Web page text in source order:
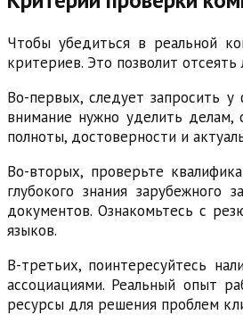
Чтобы убедиться в реальной
критериев. Это позволит
Во-первых, следует запросить
внимание нужно уделить
полноты, достоверности и
Во-вторых, проверьте
глубокого знания зарубежного
документов. Ознакомьтесь с
языков.
В-третьих, поинтересуйтесь
ассоциациями. Реальный опыт
ресурсы для решения проблем